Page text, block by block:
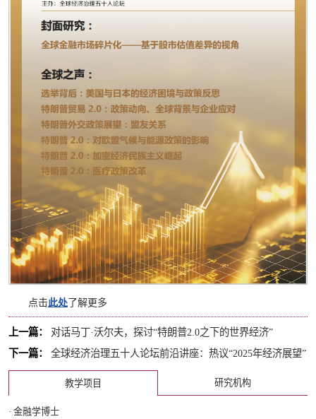
点击此处了解更多
上一篇：
对话马丁·沃尔夫，探讨“特朗普2.0之下的世界经济”
下一篇：
全球经济治理五十人论坛前沿讲座：热议“2025年经济展望”
教学项目 研究机构
· 金融学博士